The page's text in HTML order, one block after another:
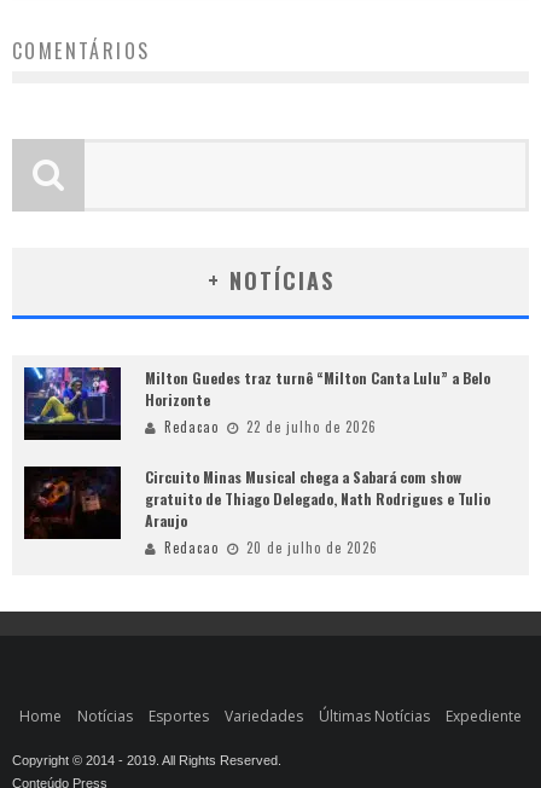
COMENTÁRIOS
+ NOTÍCIAS
Milton Guedes traz turnê “Milton Canta Lulu” a Belo
Horizonte
Redacao 22 de julho de 2026
Circuito Minas Musical chega a Sabará com show
gratuito de Thiago Delegado, Nath Rodrigues e Tulio
Araujo
Redacao 20 de julho de 2026
Home Notícias Esportes Variedades Últimas Notícias Expediente
Copyright © 2014 - 2019. All Rights Reserved.
Conteúdo Press